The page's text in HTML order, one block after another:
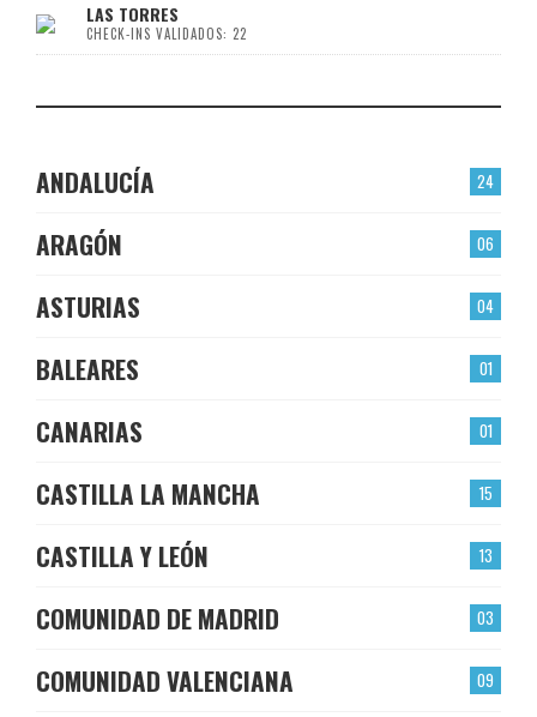
LAS TORRES
CHECK-INS VALIDADOS: 22
24
ANDALUCÍA
06
ARAGÓN
04
ASTURIAS
01
BALEARES
01
CANARIAS
15
CASTILLA LA MANCHA
13
CASTILLA Y LEÓN
03
COMUNIDAD DE MADRID
09
COMUNIDAD VALENCIANA